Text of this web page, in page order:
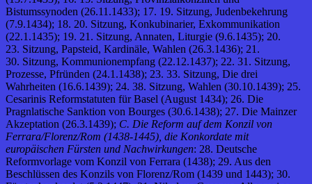
Bistumssynoden (26.11.1433); 17. 19. Sitzung, Judenbekehrung
(7.9.1434); 18. 20. Sitzung, Konkubinarier, Exkommunikation
(22.1.1435); 19. 21. Sitzung, Annaten, Liturgie (9.6.1435); 20.
23. Sitzung, Papsteid, Kardinäle, Wahlen (26.3.1436); 21.
30. Sitzung, Kommunionempfang (22.12.1437); 22. 31. Sitzung,
Prozesse, Pfründen (24.1.1438); 23. 33. Sitzung, Die drei
Wahrheiten (16.6.1439); 24. 38. Sitzung, Wahlen (30.10.1439); 25.
Cesarinis Reformstatuten für Basel (August 1434); 26. Die
Pragnlatische Sanktion von Bourges (30.6.1438); 27. Die Mainzer
Akzeptation (26.3.1439); C. Die Reform auf dem Konzil von
Ferrara/Florenz/Rom (1438-1445), die Konkordate mit
europäischen Fürsten und Nachwirkungen: 28. Deutsche
Reformvorlage vom Konzil von Ferrara (1438); 29. Aus den
Beschlüssen des Konzils von Florenz/Rom (1439 und 1443); 30.